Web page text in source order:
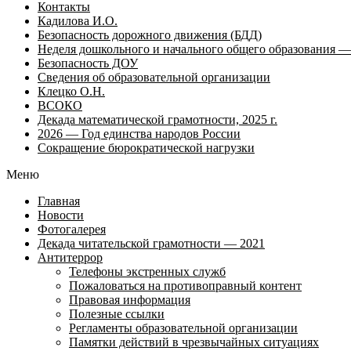
Контакты
Кадилова И.О.
Безопасность дорожного движения (БДД)
Неделя дошкольного и начального общего образования —
Безопасность ДОУ
Сведения об образовательной организации
Клецко О.Н.
ВСОКО
Декада математической грамотности, 2025 г.
2026 — Год единства народов России
Сокращение бюрократической нагрузки
Меню
Главная
Новости
Фотогалерея
Декада читательской грамотности — 2021
Антитеррор
Телефоны экстренных служб
Пожаловаться на противоправный контент
Правовая информация
Полезные ссылки
Регламенты образовательной организации
Памятки действий в чрезвычайных ситуациях